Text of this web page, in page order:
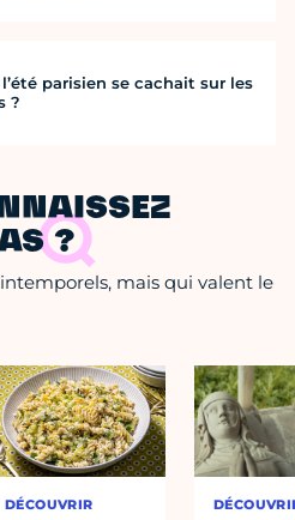
parisien se cachait sur les
?
?
mais qui valent le
DÉCOUVRIR